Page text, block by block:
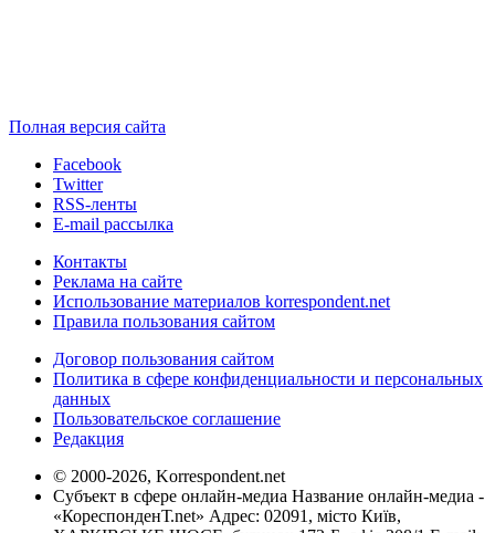
Полная версия сайта
Facebook
Twitter
RSS-ленты
E-mail рассылка
Контакты
Реклама на сайте
Использование материалов korrespondent.net
Правила пользования сайтом
Договор пользования сайтом
Политика в сфере конфиденциальности и персональных
данных
Пользовательское соглашение
Редакция
© 2000-2026, Korrespondent.net
Субъект в сфере онлайн-медиа Название онлайн-медиа -
«КореспонденТ.net» Адрес: 02091, місто Київ,